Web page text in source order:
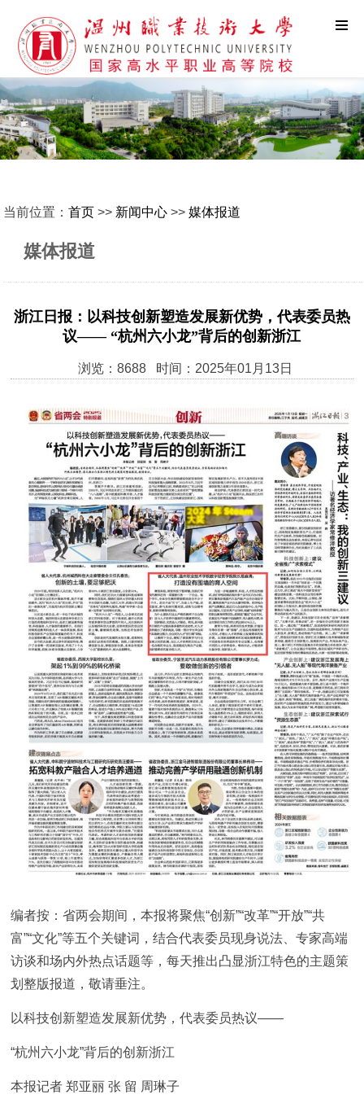
当前位置：首页 >> 新闻中心 >>媒体报道
媒体报道
浙江日报：以科技创新塑造发展新优势，代表委员热
议—— “杭州六小龙”背后的创新浙江
浏览：8688 时间：2025年01月13日
编者按：省两会期间，本报将聚焦“创新”“改革”“开放”“共
富”“文化”等五个关键词，结合代表委员现身说法、专家高端
访谈和场内外热点话题等，每天推出凸显浙江特色的主题策
划整版报道，敬请垂注。
以科技创新塑造发展新优势，代表委员热议——
“杭州六小龙”背后的创新浙江
本报记者 郑亚丽 张 留 周琳子